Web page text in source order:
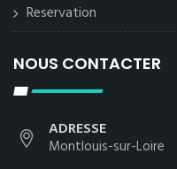
Reservation
NOUS CONTACTER
ADRESSE
Montlouis-sur-Loire